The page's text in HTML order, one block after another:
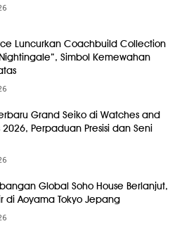
Luncurkan Coachbuild Collection
Simbol Kemewahan
Grand Seiko di Watches and
2026, Perpaduan Presisi dan Seni
Global Soho House Berlanjut,
di Aoyama Tokyo Jepang